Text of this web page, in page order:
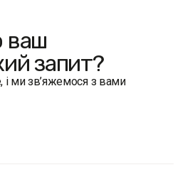
ваш
запит?
ми зв’яжемося з вами